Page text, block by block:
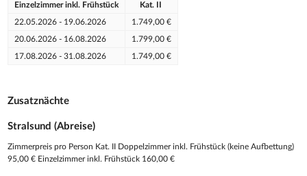
Einzelzimmer inkl. Frühstück Kat. II
22.05.2026 - 19.06.2026 1.749,00 €
20.06.2026 - 16.08.2026 1.799,00 €
17.08.2026 - 31.08.2026 1.749,00 €
Zusatznächte
Stralsund (Abreise)
Zimmerpreis pro Person Kat. II Doppelzimmer inkl. Frühstück (keine Aufbettung)
95,00 € Einzelzimmer inkl. Frühstück 160,00 €